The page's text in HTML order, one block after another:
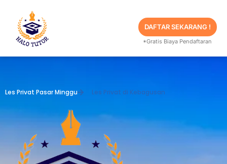
content
DAFTAR SEKARANG !
*Gratis Biaya Pendaftaran
Les Privat Pasar Minggu Les Privat di Kebagusan